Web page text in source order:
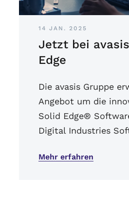
14 JAN. 2025
Jetzt bei
Edge
Die avasis Gruppe
Angebot um die
Solid Edge®
Digital Industries
Mehr erfahren